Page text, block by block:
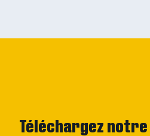
Téléchargez notre